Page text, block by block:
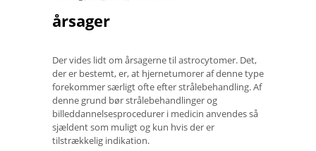
årsager
Der vides lidt om årsagerne til astrocytomer. Det,
der er bestemt, er, at hjernetumorer af denne type
forekommer særligt ofte efter strålebehandling. Af
denne grund bør strålebehandlinger og
billeddannelsesprocedurer i medicin anvendes så
sjældent som muligt og kun hvis der er
tilstrækkelig indikation.